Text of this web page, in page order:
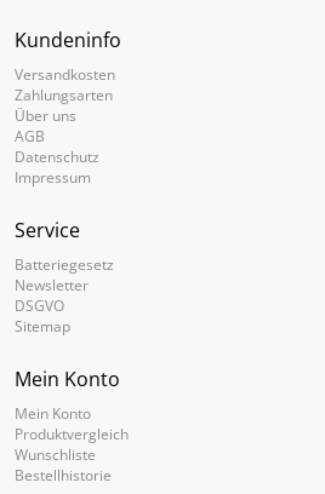
Kundeninfo
Versandkosten
Zahlungsarten
Über uns
AGB
Datenschutz
Impressum
Service
Batteriegesetz
Newsletter
DSGVO
Sitemap
Mein Konto
Mein Konto
Produktvergleich
Wunschliste
Bestellhistorie